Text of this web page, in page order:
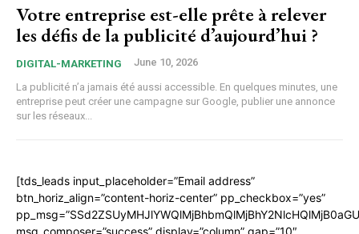
Votre entreprise est-elle prête à relever
les défis de la publicité d’aujourd’hui ?
DIGITAL-MARKETING June 10, 2026
La publicité n’a jamais été aussi accessible. En quelques minutes, une
entreprise peut créer une campagne sur Google, publier une annonce
sur les réseaux...
[tds_leads input_placeholder=”Email address”
btn_horiz_align=”content-horiz-center” pp_checkbox=”yes”
msg_composer=”success” display=”column” gap=”10″